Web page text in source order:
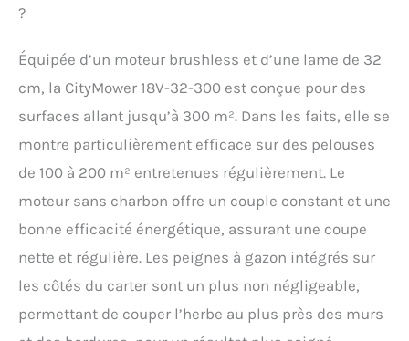
?
Équipée d’un moteur brushless et d’une lame de 32
cm, la CityMower 18V-32-300 est conçue pour des
surfaces allant jusqu’à 300 m². Dans les faits, elle se
montre particulièrement efficace sur des pelouses
de 100 à 200 m² entretenues régulièrement. Le
moteur sans charbon offre un couple constant et une
bonne efficacité énergétique, assurant une coupe
nette et régulière. Les peignes à gazon intégrés sur
les côtés du carter sont un plus non négligeable,
permettant de couper l’herbe au plus près des murs